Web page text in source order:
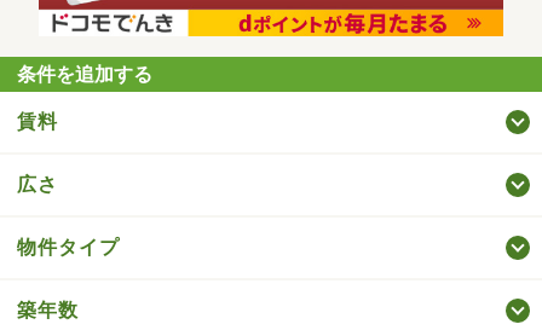
条件を追加する
賃料
広さ
物件タイプ
築年数